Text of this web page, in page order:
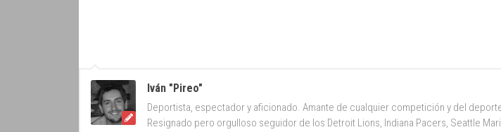
Iván "Pireo"
Deportista, espectador y aficionado. Amante de cualquier competición y del
Resignado pero orgulloso seguidor de los Detroit Lions, Indiana Pacers, Seattle